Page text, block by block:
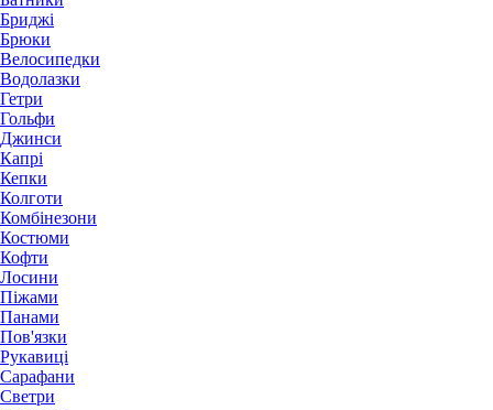
Бриджі
Брюки
Велосипедки
Водолазки
Гетри
Гольфи
Джинси
Капрі
Кепки
Колготи
Комбінезони
Костюми
Кофти
Лосини
Піжами
Панами
Пов'язки
Рукавиці
Сарафани
Светри